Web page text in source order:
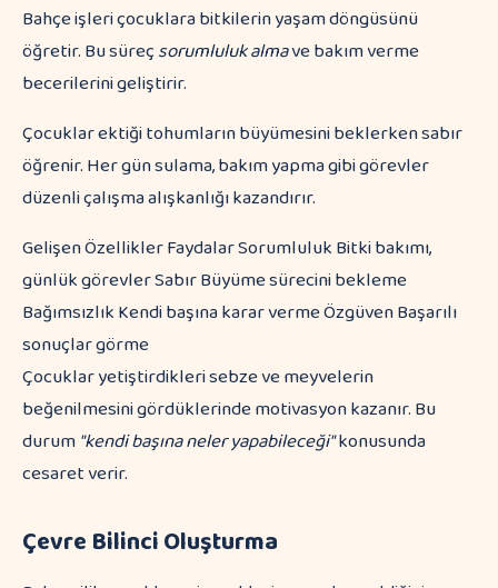
Bahçe işleri çocuklara bitkilerin yaşam döngüsünü
öğretir. Bu süreçsorumluluk almave bakım verme
becerilerini geliştirir.
Çocuklar ektiği tohumların büyümesini beklerken sabır
öğrenir. Her gün sulama, bakım yapma gibi görevler
düzenli çalışma alışkanlığı kazandırır.
Gelişen Özellikler Faydalar Sorumluluk Bitki bakımı,
günlük görevler Sabır Büyüme sürecini bekleme
Bağımsızlık Kendi başına karar verme Özgüven Başarılı
sonuçlar görme
Çocuklar yetiştirdikleri sebze ve meyvelerin
beğenilmesini gördüklerinde motivasyon kazanır. Bu
durum"kendi başına neler yapabileceği"konusunda
cesaret verir.
Çevre Bilinci Oluşturma